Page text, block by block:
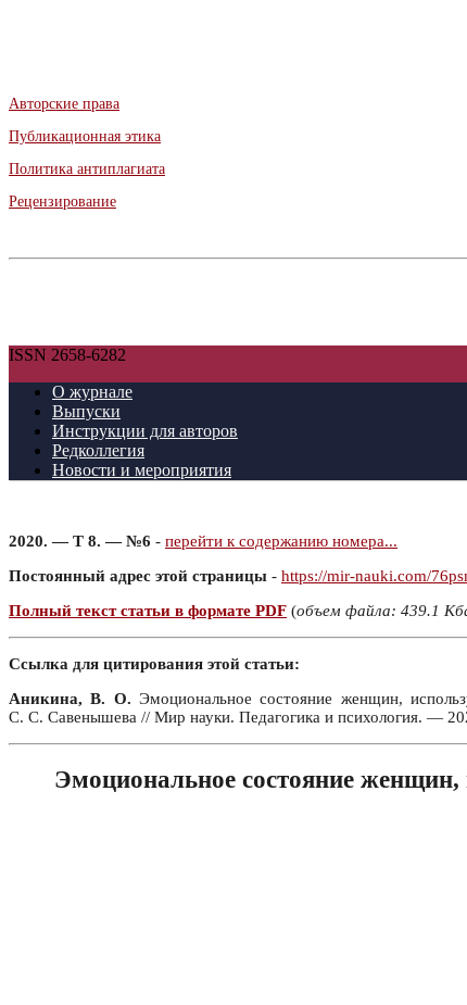
Авторские права
Публикационная этика
Политика антиплагиата
Рецензирование
ISSN 2658-6282
О журнале
Выпуски
Инструкции для авторов
Редколлегия
Новости и мероприятия
2020. — Т 8. — №6 - перейти к содержанию номера...
Постоянный адрес этой страницы - https://mir-nauki.com/
Полный текст статьи в формате PDF (объем файла: 439.1
Ссылка для цитирования этой статьи:
Аникина, В. О. Эмоциональное состояние женщин,
С. С. Савенышева // Мир науки. Педагогика и психология. —
Эмоциональное состояние